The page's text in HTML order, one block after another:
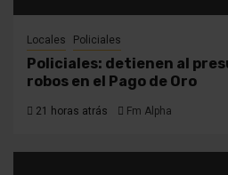
Locales Policiales
Policiales: detienen al
robos en el Pago de Oro
21 horas atrás Fm Alpha